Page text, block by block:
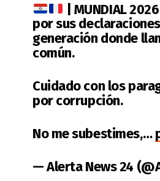
| MUNDIAL
por sus
generación donde
común.
Cuidado con los
por corrupción.
No me subestimes,…
— Alerta News 24